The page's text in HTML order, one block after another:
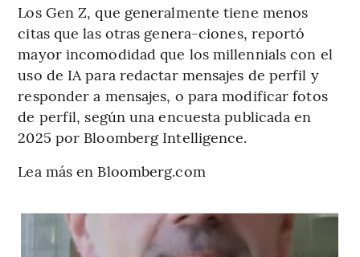
Los Gen Z, que generalmente tiene menos
citas que las otras genera-ciones, reportó
mayor incomodidad que los millennials con el
uso de IA para redactar mensajes de perfil y
responder a mensajes, o para modificar fotos
de perfil, según una encuesta publicada en
2025 por Bloomberg Intelligence.
Lea más en Bloomberg.com